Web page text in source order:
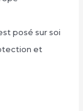
posé sur soi
et